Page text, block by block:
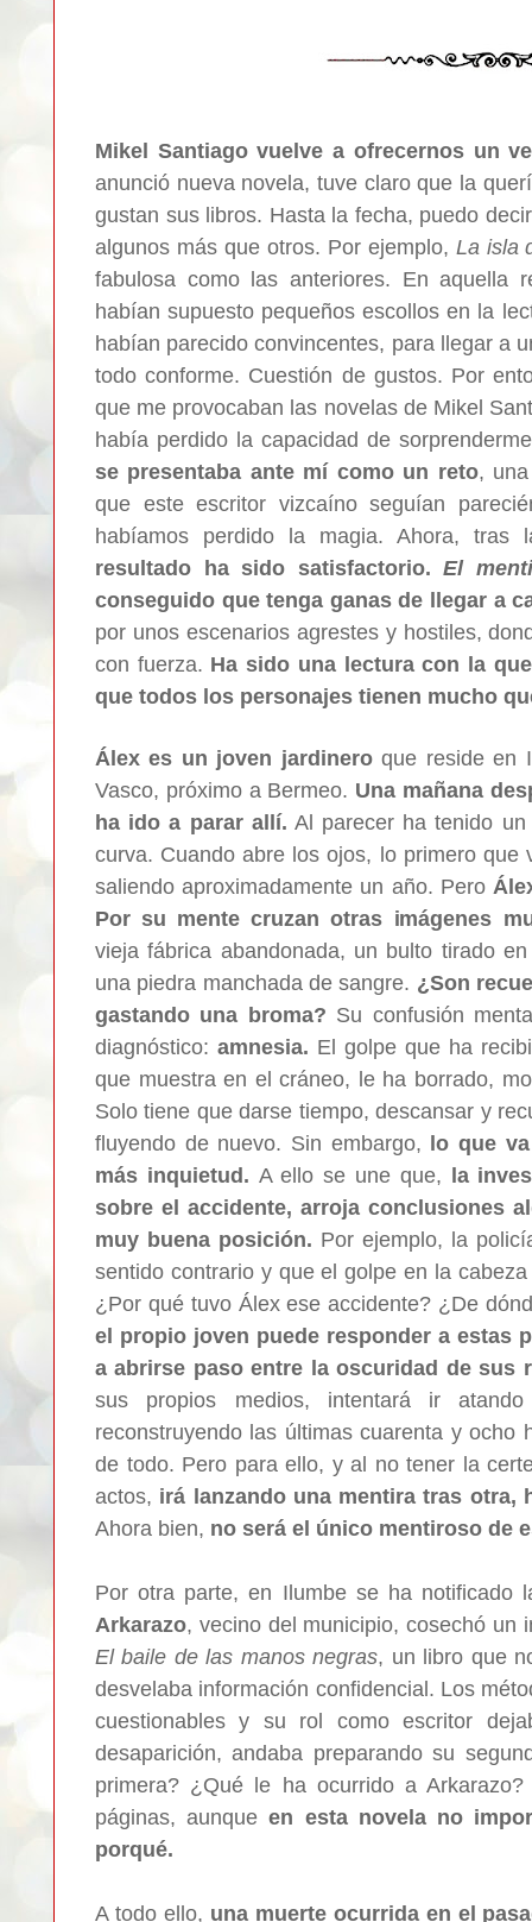
Mikel Santiago vuelve a ofrecernos un
anunció nueva novela, tuve claro que la
gustan sus libros. Hasta la fecha, puedo
algunos más que otros. Por ejemplo, La isla
fabulosa como las anteriores. En aquella
habían supuesto pequeños escollos en la
habían parecido convincentes, para llegar a
todo conforme. Cuestión de gustos. Por
que me provocaban las novelas de Mikel
había perdido la capacidad de
se presentaba ante mí como un reto,
que este escritor vizcaíno seguían
habíamos perdido la magia. Ahora,
resultado ha sido satisfactorio.El
conseguido que tenga ganas de llegar a
por unos escenarios agrestes y hostiles,
con fuerza. Ha sido una lectura con la
que todos los personajes tienen mucho
Álex es un joven jardineroque reside en
Vasco, próximo a Bermeo. Una mañana
ha ido a parar allí. Al parecer ha tenido
curva. Cuando abre los ojos, lo primero
saliendo aproximadamente un año. Pero
Por su mente cruzan otras imágenes
vieja fábrica abandonada, un bulto tirado
una piedra manchada de sangre. ¿Son
gastando una broma? Su confusión
diagnóstico: amnesia. El golpe que ha
que muestra en el cráneo, le ha borrado,
Solo tiene que darse tiempo, descansar y
fluyendo de nuevo. Sin embargo, lo que
más inquietud. A ello se une que, la
sobre el accidente, arroja conclusiones
muy buena posición. Por ejemplo, la
sentido contrario y que el golpe en la
¿Por qué tuvo Álex ese accidente? ¿De
el propio joven puede responder a estas
a abrirse paso entre la oscuridad de sus
sus propios medios, intentará ir
reconstruyendo las últimas cuarenta y
de todo. Pero para ello, y al no tener la
actos, irá lanzando una mentira tras otra,
Ahora bien, no será el único mentiroso de
Por otra parte, en Ilumbe se ha notificado
Arkarazo, vecino del municipio, cosechó un
El baile de las manos negras, un libro que
desvelaba información confidencial. Los
cuestionables y su rol como escritor
desaparición, andaba preparando su
primera? ¿Qué le ha ocurrido a
páginas, aunqueen esta novela no
porqué.
A todo ello, una muerte ocurrida en el